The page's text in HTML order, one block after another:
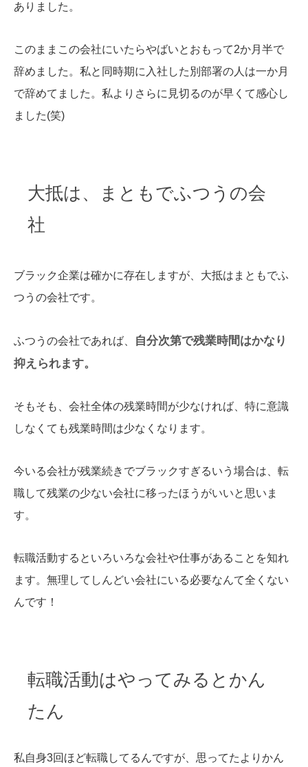
ありました。
このままこの会社にいたらやばいとおもって2か月半で
辞めました。私と同時期に入社した別部署の人は一か月
で辞めてました。私よりさらに見切るのが早くて感心し
ました(笑)
大抵は、まともでふつうの会
社
ブラック企業は確かに存在しますが、大抵はまともでふ
つうの会社です。
ふつうの会社であれば、
自分次第で残業時間はかなり
抑えられます。
そもそも、会社全体の残業時間が少なければ、特に意識
しなくても残業時間は少なくなります。
今いる会社が残業続きでブラックすぎるいう場合は、転
職して残業の少ない会社に移ったほうがいいと思いま
す。
転職活動するといろいろな会社や仕事があることを知れ
ます。無理してしんどい会社にいる必要なんて全くない
んです！
転職活動はやってみるとかん
たん
私自身3回ほど転職してるんですが、思ってたよりかん